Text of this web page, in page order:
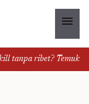
menu
tanpa ribet? Temukan